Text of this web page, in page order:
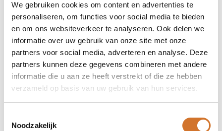
We gebruiken cookies om content en advertenties te
personaliseren, om functies voor social media te bieden
en om ons websiteverkeer te analyseren. Ook delen we
informatie over uw gebruik van onze site met onze
partners voor social media, adverteren en analyse. Deze
partners kunnen deze gegevens combineren met andere
informatie die u aan ze heeft verstrekt of die ze hebben
verzameld op basis van uw gebruik van hun services.
Noodzakelijk